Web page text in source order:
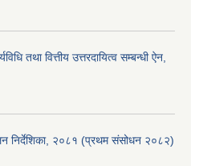
तथा वित्तीय उत्तरदायित्व सम्बन्धी ऐन,
निर्देशिका, २०८१ (प्रथम संसोधन २०८२)